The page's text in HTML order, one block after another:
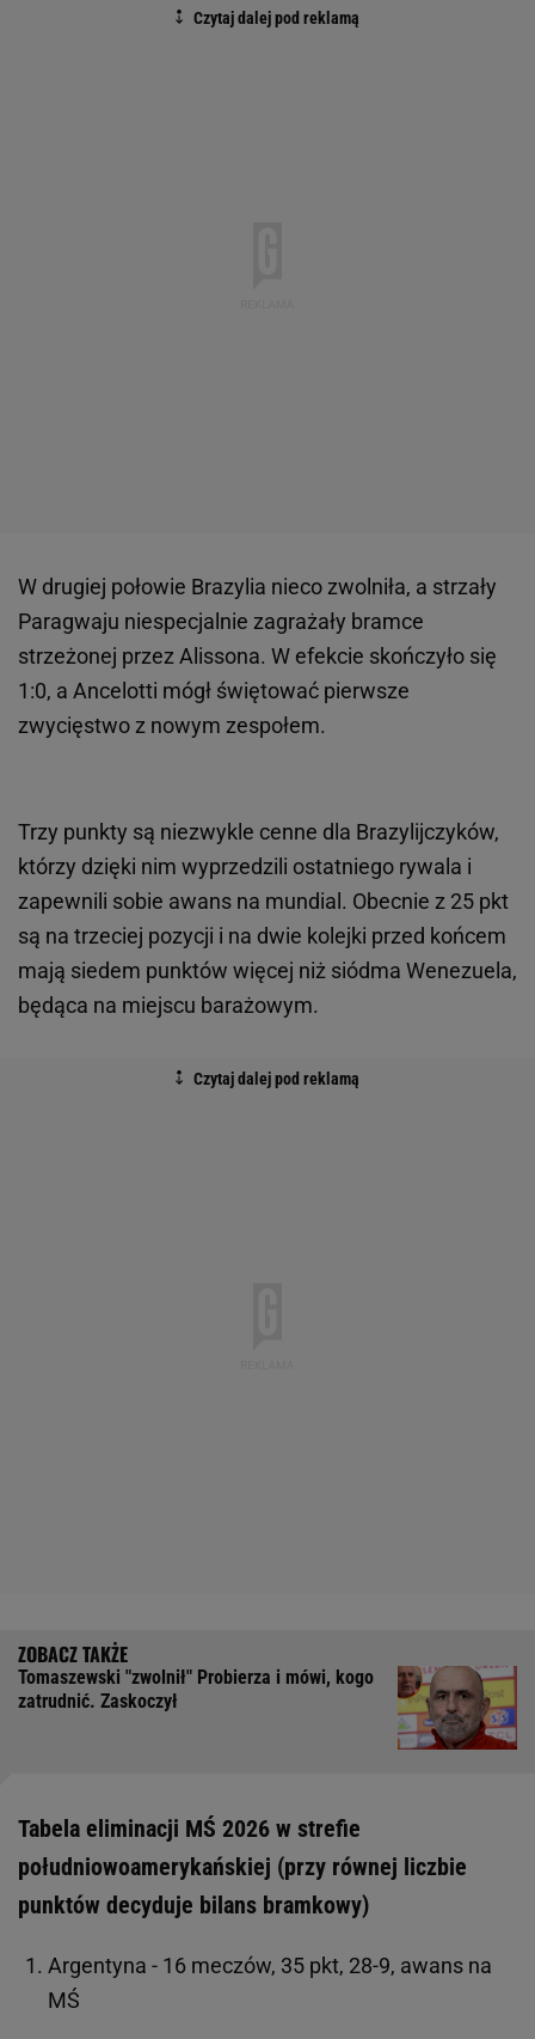
W drugiej połowie Brazylia nieco zwolniła, a strzały
Paragwaju niespecjalnie zagrażały bramce
strzeżonej przez Alissona. W efekcie skończyło się
1:0, a Ancelotti mógł świętować pierwsze
zwycięstwo z nowym zespołem.
Trzy punkty są niezwykle cenne dla Brazylijczyków,
którzy dzięki nim wyprzedzili ostatniego rywala i
zapewnili sobie awans na mundial. Obecnie z 25 pkt
są na trzeciej pozycji i na dwie kolejki przed końcem
mają siedem punktów więcej niż siódma Wenezuela,
będąca na miejscu barażowym.
Tomaszewski "zwolnił" Probierza i mówi, kogo
zatrudnić. Zaskoczył
Tabela eliminacji MŚ 2026 w strefie
południowoamerykańskiej (przy równej liczbie
punktów decyduje bilans bramkowy)
Argentyna - 16 meczów, 35 pkt, 28-9, awans na
MŚ